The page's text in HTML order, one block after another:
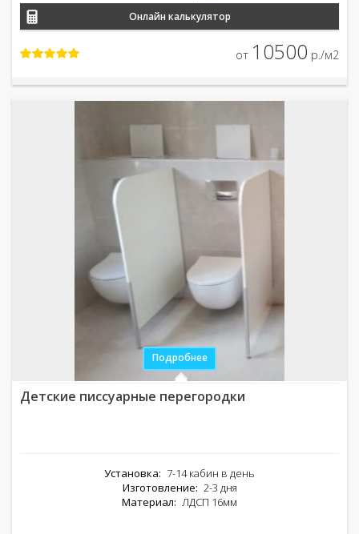
Онлайн калькулятор
от 10500 р./м2
Подробнее
Детские писсуарные перегородки
Установка: 7-14 кабин в день
Изготовление: 2-3 дня
Материал: ЛДСП 16мм